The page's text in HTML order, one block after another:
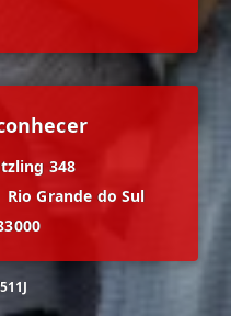
348
Rio Grande do Sul